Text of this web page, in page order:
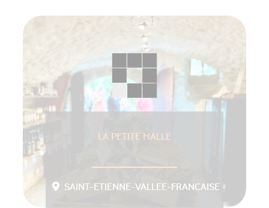
LA PETITE HALLE
SAINT-ETIENNE-VALLEE-FRANCAISE